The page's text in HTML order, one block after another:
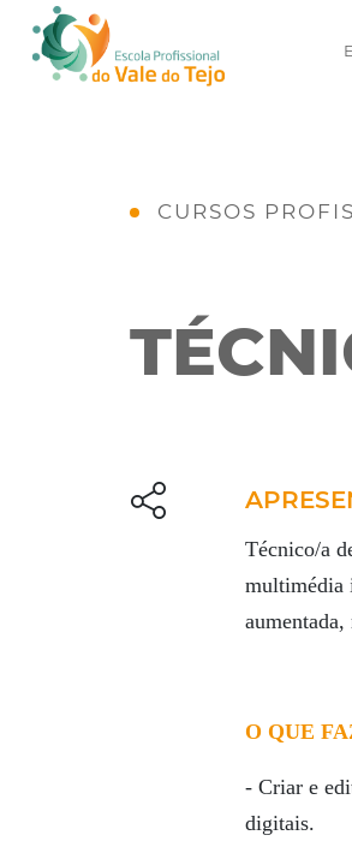
CURSOS
Técnico/a
multimédia
O QUE
- Criar e
digitais.